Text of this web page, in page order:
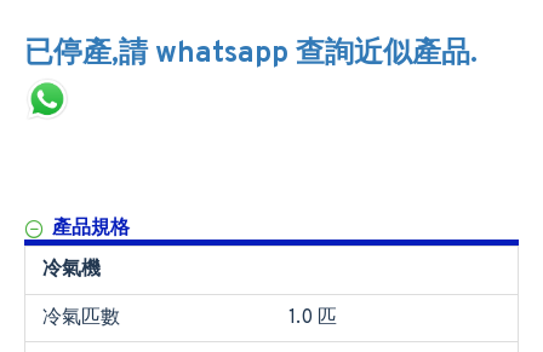
已停產,請 whatsapp 查詢近似產品.
產品規格
冷氣機
冷氣匹數
1.0 匹